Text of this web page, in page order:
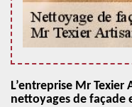
L’entreprise Mr
nettoyages de façade